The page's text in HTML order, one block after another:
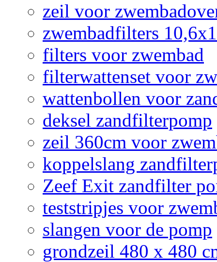
zeil voor
zwembadfilters
filters voor zwembad
filterwattenset voor
wattenbollen voor
deksel zandfilterpomp
zeil 360cm voor
koppelslang
Zeef Exit zandfilter
teststripjes voor
slangen voor de pomp
grondzeil 480 x 480